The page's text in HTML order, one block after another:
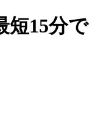
短15分で